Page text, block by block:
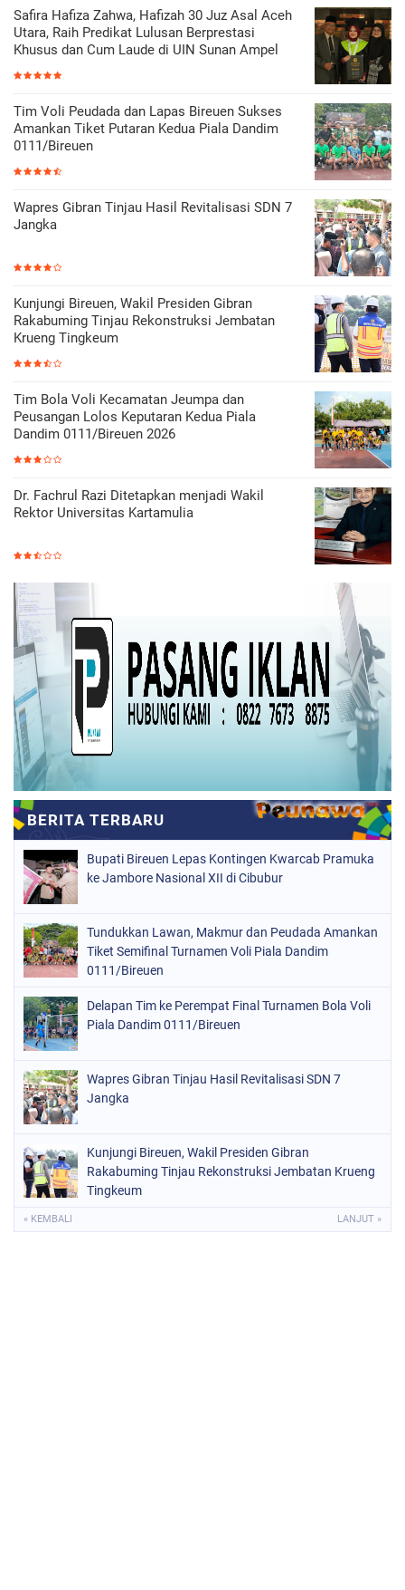
Safira Hafiza Zahwa, Hafizah 30 Juz Asal Aceh
Utara, Raih Predikat Lulusan Berprestasi
Khusus dan Cum Laude di UIN Sunan Ampel
Tim Voli Peudada dan Lapas Bireuen Sukses
Amankan Tiket Putaran Kedua Piala Dandim
0111/Bireuen
Wapres Gibran Tinjau Hasil Revitalisasi SDN 7
Jangka
Kunjungi Bireuen, Wakil Presiden Gibran
Rakabuming Tinjau Rekonstruksi Jembatan
Krueng Tingkeum
Tim Bola Voli Kecamatan Jeumpa dan
Peusangan Lolos Keputaran Kedua Piala
Dandim 0111/Bireuen 2026
Dr. Fachrul Razi Ditetapkan menjadi Wakil
Rektor Universitas Kartamulia
Bupati Bireuen Lepas Kontingen Kwarcab Pramuka
ke Jambore Nasional XII di Cibubur
Tundukkan Lawan, Makmur dan Peudada Amankan
Tiket Semifinal Turnamen Voli Piala Dandim
0111/Bireuen
Delapan Tim ke Perempat Final Turnamen Bola Voli
Piala Dandim 0111/Bireuen
Wapres Gibran Tinjau Hasil Revitalisasi SDN 7
Jangka
Kunjungi Bireuen, Wakil Presiden Gibran
Rakabuming Tinjau Rekonstruksi Jembatan Krueng
Tingkeum
« KEMBALI LANJUT »